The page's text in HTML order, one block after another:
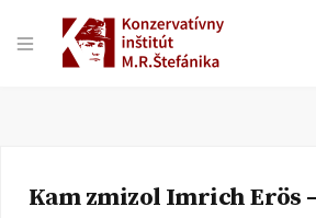
Kam zmizol Imrich Erös